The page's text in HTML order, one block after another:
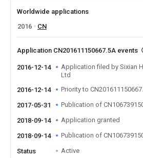
Worldwide applications
2016
CN
Application CN201611150667.5A events
2016-12-14
Application filed by Sixian
Ltd
2016-12-14
Priority to
2017-05-31 Publication of
2018-09-14 Application granted
2018-09-14 Publication of
Status Active